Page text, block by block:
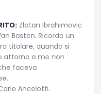
Zlatan Ibrahimovic
Basten. Ricordo un
titolare, quando si
attorno a me non
faceva
Ancelotti.